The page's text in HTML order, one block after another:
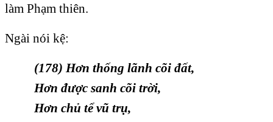
làm Phạm thiên.
Ngài nói kệ:
(178) Hơn thống lãnh cõi đất,
Hơn được sanh cõi trời,
Hơn chủ tể vũ trụ,